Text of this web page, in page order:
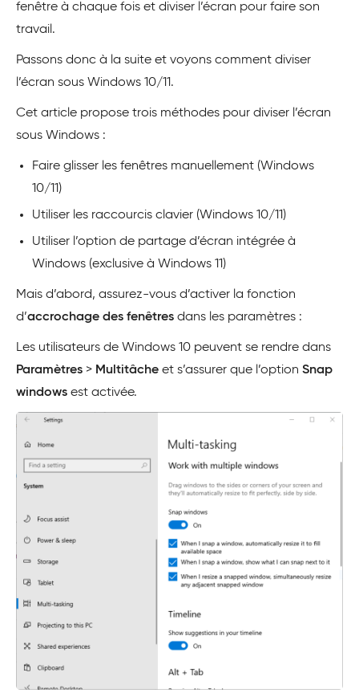
fenêtre à chaque fois et diviser l’écran pour faire son
travail.
Passons donc à la suite et voyons comment diviser
l’écran sous Windows 10/11.
Cet article propose trois méthodes pour diviser l’écran
sous Windows :
Faire glisser les fenêtres manuellement (Windows
10/11)
Utiliser les raccourcis clavier (Windows 10/11)
Utiliser l’option de partage d’écran intégrée à
Windows (exclusive à Windows 11)
Mais d’abord, assurez-vous d’activer la fonction
d’accrochage des fenêtres dans les paramètres :
Les utilisateurs de Windows 10 peuvent se rendre dans
Paramètres > Multitâche et s’assurer que l’option Snap
windows est activée.